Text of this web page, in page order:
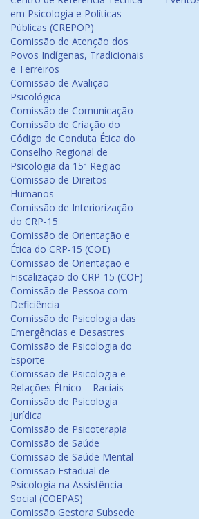
em Psicologia e Políticas
Públicas (CREPOP)
Comissão de Atenção dos
Povos Indígenas, Tradicionais
e Terreiros
Comissão de Avalição
Psicológica
Comissão de Comunicação
Comissão de Criação do
Código de Conduta Ética do
Conselho Regional de
Psicologia da 15ª Região
Comissão de Direitos
Humanos
Comissão de Interiorização
do CRP-15
Comissão de Orientação e
Ética do CRP-15 (COE)
Comissão de Orientação e
Fiscalização do CRP-15 (COF)
Comissão de Pessoa com
Deficiência
Comissão de Psicologia das
Emergências e Desastres
Comissão de Psicologia do
Esporte
Comissão de Psicologia e
Relações Étnico – Raciais
Comissão de Psicologia
Jurídica
Comissão de Psicoterapia
Comissão de Saúde
Comissão de Saúde Mental
Comissão Estadual de
Psicologia na Assistência
Social (COEPAS)
Comissão Gestora Subsede